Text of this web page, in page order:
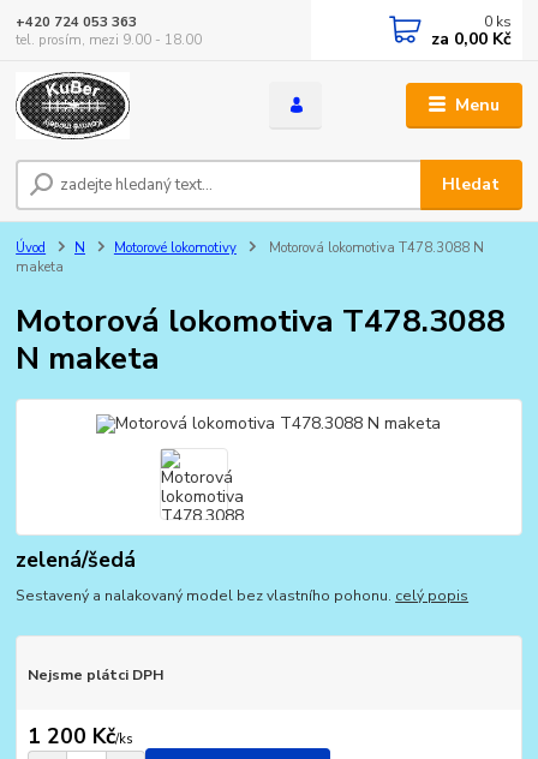
Menu
Hledat
+420 724 053 363
tel. prosím, mezi 9.00 - 18.00
0 ks
za 0,00 Kč
Úvod N Motorové lokomotivy
Motorová lokomotiva T478.3088 N
maketa
Motorová lokomotiva T478.3088
N maketa
zelená/šedá
Sestavený a nalakovaný model bez vlastního pohonu. celý popis
Nejsme plátci DPH
1 200 Kč/ks